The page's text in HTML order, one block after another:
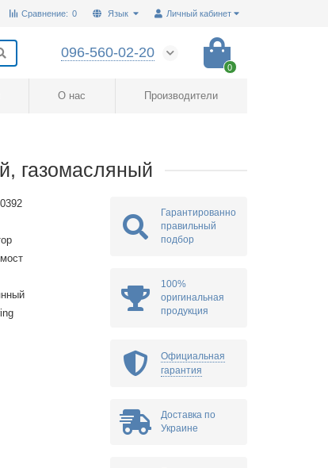
Личный кабинет
Язык
Сравнение: 0
096-560-02-20
0
О нас Производители
газомасляный
Гарантированно
правильный
подбор
100%
оригинальная
продукция
Официальная
гарантия
Доставка по
Украине